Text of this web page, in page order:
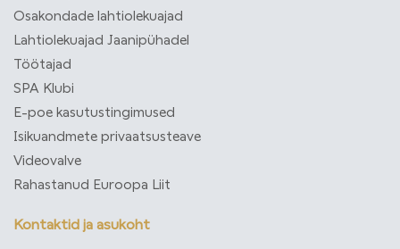
Osakondade lahtiolekuajad
Lahtiolekuajad Jaanipühadel
Töötajad
SPA Klubi
E-poe kasutustingimused
Isikuandmete privaatsusteave
Videovalve
Rahastanud Euroopa Liit
Kontaktid ja asukoht